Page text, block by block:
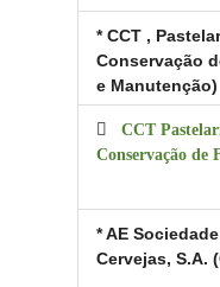
* CCT ,
Conservação
e Manutenção)

CCT
Conservação de
* AE
Cervejas, S.A.